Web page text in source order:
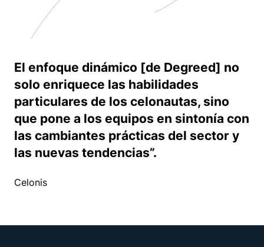
El enfoque dinámico [de Degreed] no
solo enriquece las habilidades
particulares de los celonautas, sino
que pone a los equipos en sintonía con
las cambiantes prácticas del sector y
las nuevas tendencias”.
Celonis